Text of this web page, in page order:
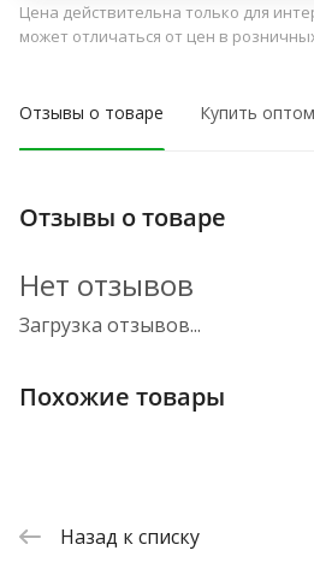
Цена действительна только для
может отличаться от цен в
Отзывы о товаре Купить оптом
Отзывы о товаре
Загрузка отзывов...
Нет отзывов
Похожие товары
Назад к списку